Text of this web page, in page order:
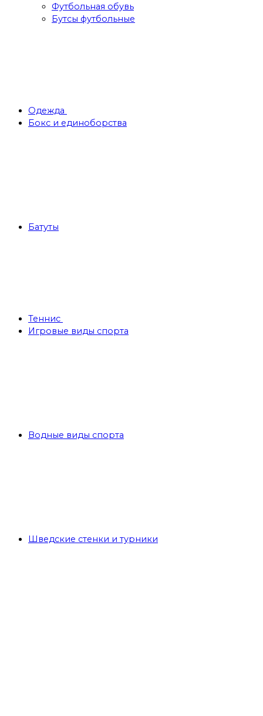
Футбольная обувь
Бутсы футбольные
Одежда
Бокс и единоборства
Батуты
Теннис
Игровые виды спорта
Водные виды спорта
Шведские стенки и турники